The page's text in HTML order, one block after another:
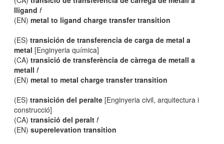
lligand f
(EN)metal to ligand charge transfer transition
(ES)transición de transferencia de carga de metal a
metal [Enginyeria química]
(CA)transició de transferència de càrrega de metall a
metall f
(EN)metal to metal charge transfer transition
(ES)transición del peralte [Enginyeria civil, arquitectura i
construcció]
(CA)transició del peralt f
(EN)superelevation transition